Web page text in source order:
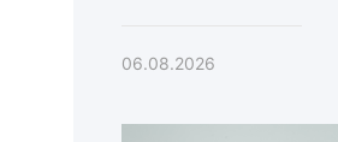
06.08.2026